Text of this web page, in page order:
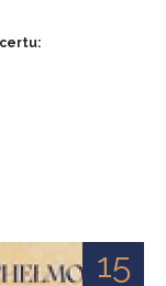
15